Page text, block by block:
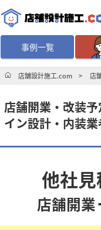
事例一覧
無料相談
デザイン設計・施工
マッチング案件一覧
店舗設計施工.comと
店舗設計施工.com 店
店舗開業・改装
イン設計・内装
他社
店舗開